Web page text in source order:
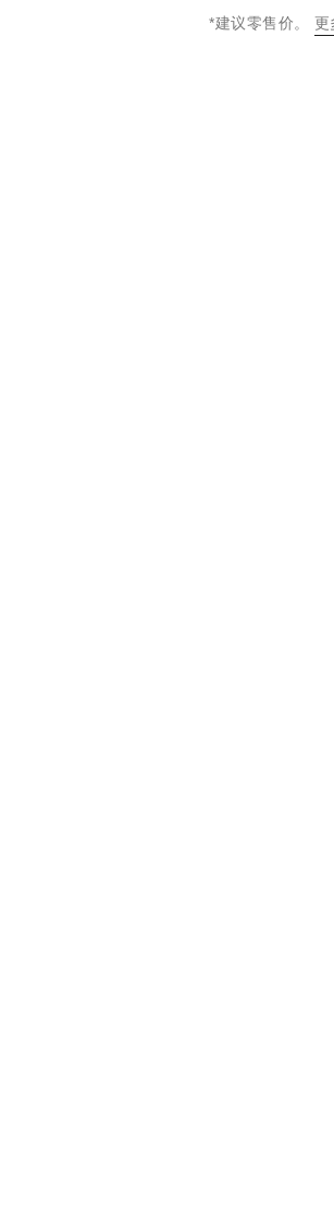
↩
*建议零售价。 更